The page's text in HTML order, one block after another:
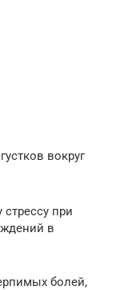
вокруг
при
в
болей,